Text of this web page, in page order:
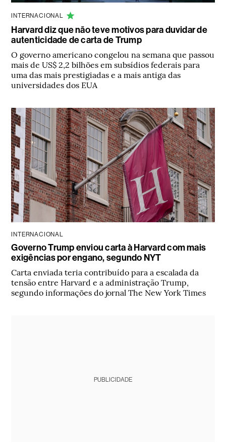
INTERNACIONAL
Harvard diz que não teve motivos para duvidar de
autenticidade de carta de Trump
O governo americano congelou na semana que passou
mais de US$ 2,2 bilhões em subsídios federais para
uma das mais prestigiadas e a mais antiga das
universidades dos EUA
INTERNACIONAL
Governo Trump enviou carta à Harvard com mais
exigências por engano, segundo NYT
Carta enviada teria contribuído para a escalada da
tensão entre Harvard e a administração Trump,
segundo informações do jornal The New York Times
PUBLICIDADE